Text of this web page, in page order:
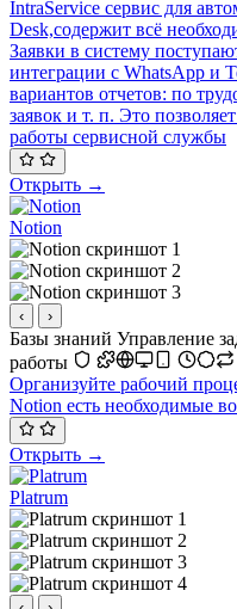
IntraService сервис для
Desk,содержит всё
Заявки в систему
интеграции с WhatsApp и
вариантов отчетов: по
заявок и т. п. Это
работы сервисной службы
Открыть →
Notion
‹ ›
Базы знаний Управление
работы
Организуйте рабочий
Notion есть необходимые
Открыть →
Platrum